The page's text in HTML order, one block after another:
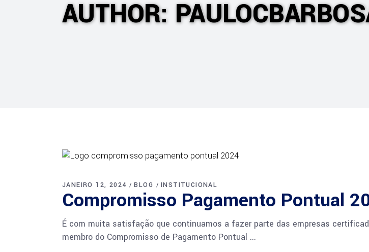
AUTHOR:
JANEIRO 12, 2024 BLOG INSTITUCIONAL
Compromisso Pagamento Pontual
É com muita satisfação que continuamos a fazer parte das empresas
membro do Compromisso de Pagamento Pontual